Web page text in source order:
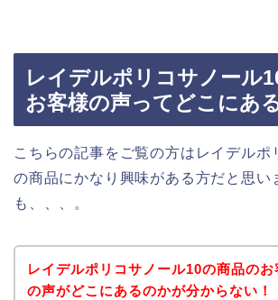
レイデルポリコサノール
お客様の声ってどこにあ
こちらの記事をご覧の方はレイデルポ
の商品にかなり興味がある方だと思い
も、、、。
レイデルポリコサノール10の商品のお
の声がどこにあるのかが分からない！